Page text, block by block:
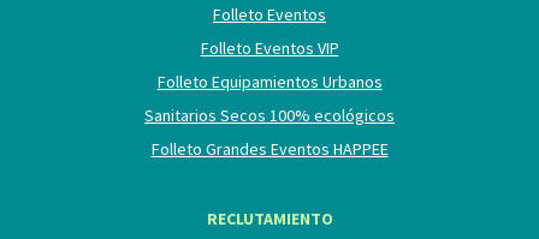
Folleto Eventos
Folleto Eventos VIP
Folleto Equipamientos Urbanos
Sanitarios Secos 100% ecológicos
Folleto Grandes Eventos HAPPEE
RECLUTAMIENTO